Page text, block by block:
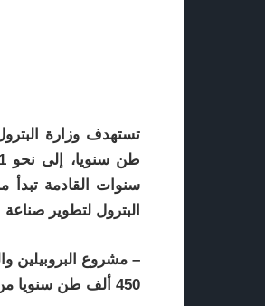
البترول لتطوير
450 ألف طن سنويا من البولى بروبيلين.